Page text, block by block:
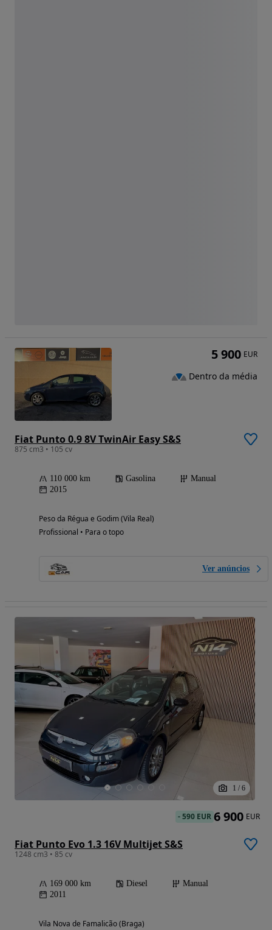
Fiat Punto 0.9 8V TwinAir Easy S&S
875 cm3 • 105 cv
110 000 km Gasolina
Manual
2015
Peso da Régua e Godim (Vila Real)
Profissional • Para o topo
Ver anúncios
5 900 EUR
Dentro da média
1 / 6
Fiat Punto Evo 1.3 16V Multijet S&S
1248 cm3 • 85 cv
169 000 km Diesel
Manual
2011
Vila Nova de Famalicão (Braga)
-590 EUR 6 900 EUR